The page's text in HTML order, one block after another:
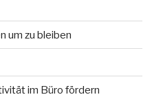
um zu bleiben
im Büro fördern